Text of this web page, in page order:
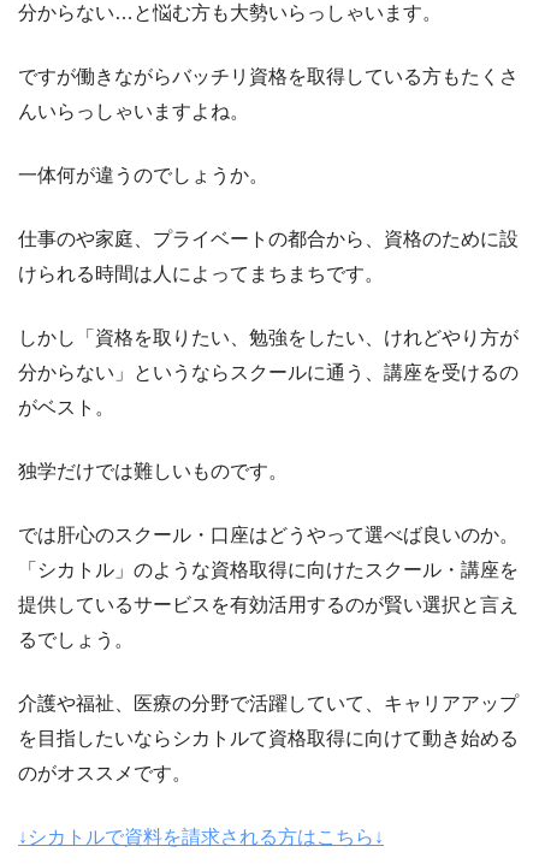
分からない…と悩む方も大勢いらっしゃいます。
ですが働きながらバッチリ資格を取得している方もたくさ
んいらっしゃいますよね。
一体何が違うのでしょうか。
仕事のや家庭、プライベートの都合から、資格のために設
けられる時間は人によってまちまちです。
しかし「資格を取りたい、勉強をしたい、けれどやり方が
分からない」というならスクールに通う、講座を受けるの
がベスト。
独学だけでは難しいものです。
では肝心のスクール・口座はどうやって選べば良いのか。
「シカトル」のような資格取得に向けたスクール・講座を
提供しているサービスを有効活用するのが賢い選択と言え
るでしょう。
介護や福祉、医療の分野で活躍していて、キャリアアップ
を目指したいならシカトルて資格取得に向けて動き始める
のがオススメです。
↓シカトルで資料を請求される方はこちら↓